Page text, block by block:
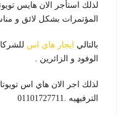
لذلك استأجر الان هايس
المؤتمرات بشكل لائق و
بالتالي ايجار هاي اس
الوفود و الزائرين .
لذلك اجر الان هاي اس
الترفيهيه .01101727711